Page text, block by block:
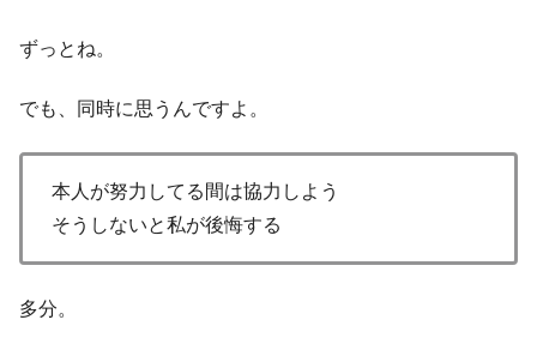
ずっとね。
でも、同時に思うんですよ。
本人が努力してる間は協力しよう
そうしないと私が後悔する
多分。